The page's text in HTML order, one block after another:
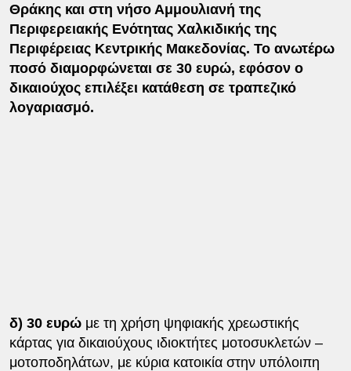
Θράκης και στη νήσο Αμμουλιανή της
Περιφερειακής Ενότητας Χαλκιδικής της
Περιφέρειας Κεντρικής Μακεδονίας. Το ανωτέρω
ποσό διαμορφώνεται σε 30 ευρώ, εφόσον ο
δικαιούχος επιλέξει κατάθεση σε τραπεζικό
λογαριασμό.
δ) 30 ευρώμε τη χρήση ψηφιακής χρεωστικής
κάρτας για δικαιούχους ιδιοκτήτες μοτοσυκλετών –
μοτοποδηλάτων, με κύρια κατοικία στην υπόλοιπη